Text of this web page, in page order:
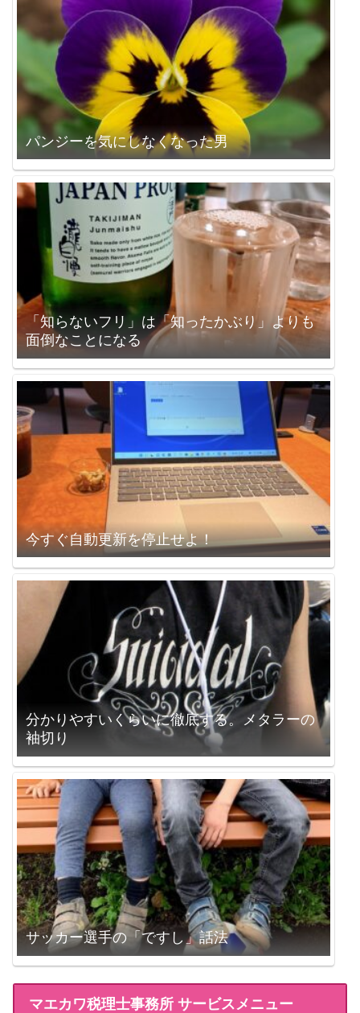
パンジーを気にしなくなった男
「知らないフリ」は「知ったかぶり」よりも
面倒なことになる
今すぐ自動更新を停止せよ！
分かりやすいくらいに徹底する。メタラーの
袖切り
サッカー選手の「ですし」話法
マエカワ税理士事務所 サービスメニュー